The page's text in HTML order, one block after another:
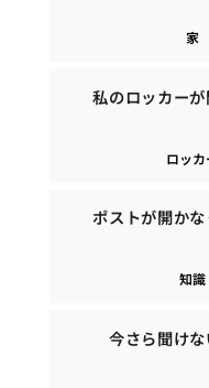
家
私のロッカー
ロッカ
ポストが開か
知識
今さら聞け